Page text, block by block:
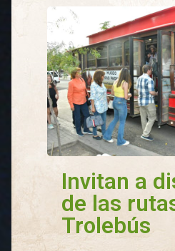
Invitan a
de las
Trolebús